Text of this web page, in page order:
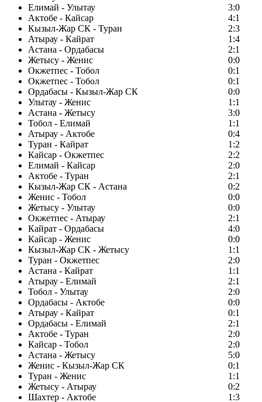
Елимай - Улытау
3:0
Актобе - Кайсар
4:1
Кызыл-Жар СК - Туран
2:3
Атырау - Кайрат
1:4
Астана - Ордабасы
2:1
Жетысу - Женис
0:0
Окжетпес - Тобол
0:1
Окжетпес - Тобол
0:1
Ордабасы - Кызыл-Жар СК
0:0
Улытау - Женис
1:1
Астана - Жетысу
3:0
Тобол - Елимай
1:1
Атырау - Актобе
0:4
Туран - Кайрат
1:2
Кайсар - Окжетпес
2:2
Елимай - Кайсар
2:0
Актобе - Туран
2:1
Кызыл-Жар СК - Астана
0:2
Женис - Тобол
0:0
Жетысу - Улытау
0:0
Окжетпес - Атырау
2:1
Кайрат - Ордабасы
4:0
Кайсар - Женис
0:0
Кызыл-Жар СК - Жетысу
1:1
Туран - Окжетпес
2:0
Астана - Кайрат
1:1
Атырау - Елимай
2:1
Тобол - Улытау
2:0
Ордабасы - Актобе
0:0
Атырау - Кайрат
0:1
Ордабасы - Елимай
2:1
Актобе - Туран
2:0
Кайсар - Тобол
2:0
Астана - Жетысу
5:0
Женис - Кызыл-Жар СК
0:1
Туран - Женис
1:1
Жетысу - Атырау
0:2
Шахтер - Актобе
1:3